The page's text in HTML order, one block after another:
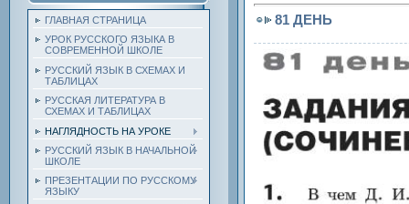
ГЛАВНАЯ СТРАНИЦА
УРОК РУССКОГО ЯЗЫКА В
СОВРЕМЕННОЙ ШКОЛЕ
РУССКИЙ ЯЗЫК В СХЕМАХ И
ТАБЛИЦАХ
РУССКАЯ ЛИТЕРАТУРА В
СХЕМАХ И ТАБЛИЦАХ
НАГЛЯДНОСТЬ НА УРОКЕ
РУССКИЙ ЯЗЫК В НАЧАЛЬНОЙ
ШКОЛЕ
ПРЕЗЕНТАЦИИ ПО РУССКОМУ
ЯЗЫКУ
81 ДЕНЬ